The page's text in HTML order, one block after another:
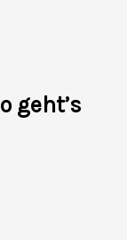
geht’s